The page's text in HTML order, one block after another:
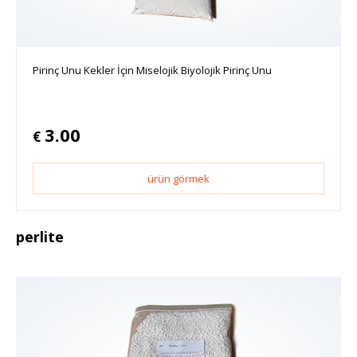
Pirinç Unu Kekler İçin Miselojik Biyolojik Pirinç Unu
€ 3.00
ürün görmek
perlite